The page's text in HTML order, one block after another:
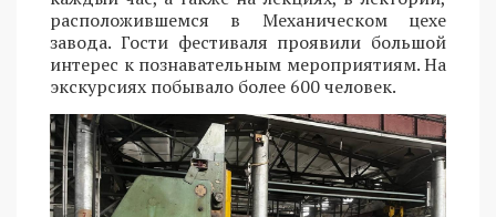
расположившемся в Механическом цехе
завода. Гости фестиваля проявили большой
интерес к познавательным мероприятиям. На
экскурсиях побывало более 600 человек.